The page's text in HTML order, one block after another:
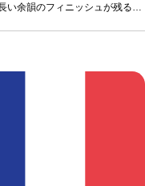
テージに変更されます、ご了承
い余韻のフィニッシュが残る。
テージに変更されます、ご了承